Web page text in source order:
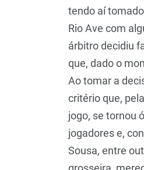
tendo aí
Rio Ave com
árbitro decidiu
que, dado o
Ao tomar a
critério que,
jogo, se tornou
jogadores e,
Sousa, entre